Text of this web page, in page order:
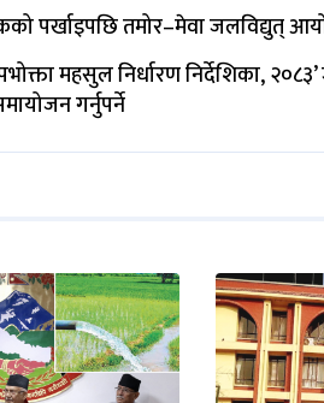
पर्खाइपछि तमोर–मेवा जलविद्युत्
महसुल निर्धारण निर्देशिका,
गर्नुपर्ने